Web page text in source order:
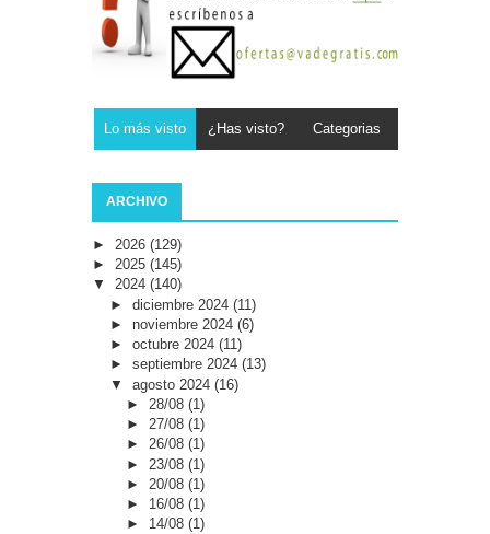
Lo más visto ¿Has visto? Categorias
ARCHIVO
► 2026 (129)
► 2025 (145)
▼ 2024 (140)
► diciembre 2024 (11)
► noviembre 2024 (6)
► octubre 2024 (11)
► septiembre 2024 (13)
▼ agosto 2024 (16)
► 28/08(1)
►27/08(1)
►26/08(1)
► 23/08(1)
► 20/08(1)
► 16/08(1)
► 14/08(1)